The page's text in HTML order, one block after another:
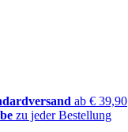
ab € 39,90
zu jeder Bestellung